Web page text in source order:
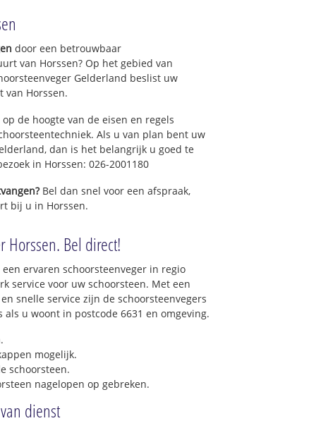
door een betrouwbaar
van Horssen? Op het gebied van
Gelderland beslist uw
van Horssen.
de hoogte van de eisen en regels
Als u van plan bent uw
dan is het belangrijk u goed te
in Horssen: 026-2001180
Bel dan snel voor een afspraak,
bij u in Horssen.
Horssen. Bel direct!
ervaren schoorsteenveger in regio
service voor uw schoorsteen. Met een
snelle service zijn de schoorsteenvegers
u woont in postcode 6631 en omgeving.
mogelijk.
schoorsteen.
nagelopen op gebreken.
dienst